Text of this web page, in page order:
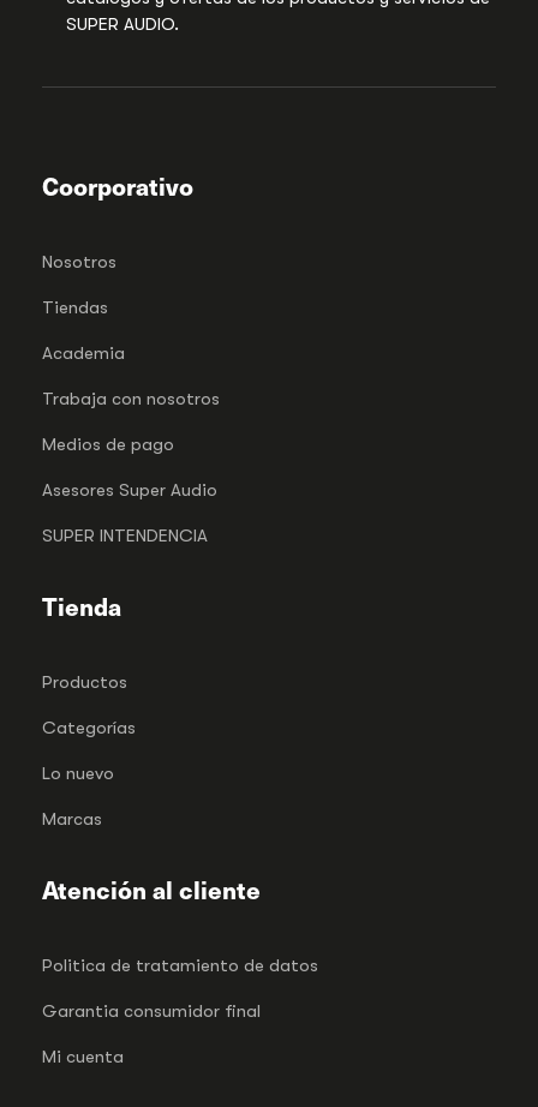
SUPER AUDIO.
Coorporativo
Nosotros
Tiendas
Academia
Trabaja con nosotros
Medios de pago
Asesores Super Audio
SUPER INTENDENCIA
Tienda
Productos
Categorías
Lo nuevo
Marcas
Atención al cliente
Politica de tratamiento de datos
Garantia consumidor final
Mi cuenta